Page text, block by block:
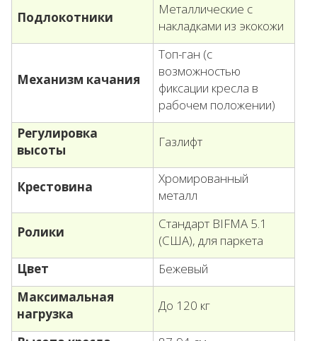
Подлокотники
Металлические с
накладками из экокожи
Механизм качания
Топ-ган (с
возможностью
фиксации кресла в
рабочем положении)
Регулировка
высоты
Газлифт
Крестовина
Хромированный
металл
Ролики
Стандарт BIFMA 5.1
(США), для паркета
Цвет
Бежевый
Максимальная
нагрузка
До 120 кг